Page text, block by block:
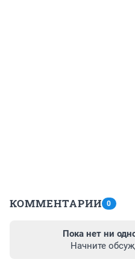
КОММЕНТАРИИ 0
Пока нет ни
Начните